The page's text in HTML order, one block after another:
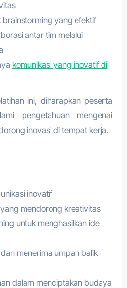
brainstorming yang efektif
antar tim melalui
komunikasi yang inovatif di
ini, diharapkan peserta
pengetahuan mengenai
inovasi di tempat kerja.
inovatif
mendorong kreativitas
untuk menghasilkan ide
menerima umpan balik
dalam menciptakan budaya